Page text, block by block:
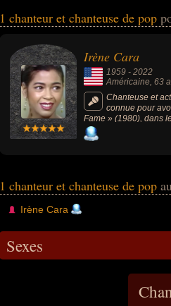
1 chanteur et chanteuse de pop
Irène Cara
1959 - 2022
Américaine, 63
Chanteuse et
connue pour
Fame » (1980), dans
titre « Fame », et pour
interprété la chanson
1 chanteur et chanteuse de pop
Irène Cara
Sexes